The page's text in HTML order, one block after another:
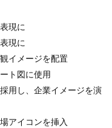
現に
現に
イメージを配置
ト図に使用
用し、企業イメージを演
アイコンを挿入